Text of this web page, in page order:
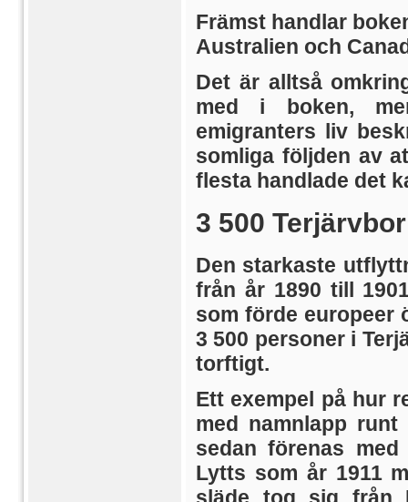
Främst handlar
Australien och
Det är alltså
med i boken,
emigranters liv
somliga följden av
flesta handlade det
3 500 Terjärvbor
Den starkaste
från år 1890 till
som förde europeer
3 500 personer i
torftigt.
Ett exempel på hur
med namnlapp
sedan förenas
Lytts som år 1911